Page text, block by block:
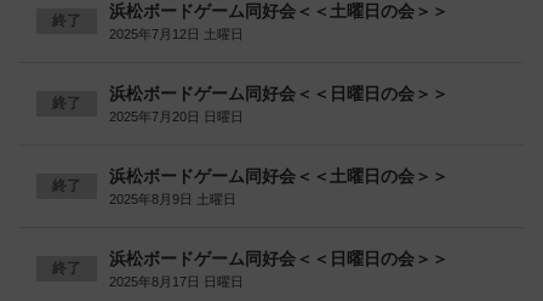
終了 浜松ボードゲーム同好会＜＜土曜日の会＞＞
2025年7月12日 土曜日
終了 浜松ボードゲーム同好会＜＜日曜日の会＞＞
2025年7月20日 日曜日
終了 浜松ボードゲーム同好会＜＜土曜日の会＞＞
2025年8月9日 土曜日
終了 浜松ボードゲーム同好会＜＜日曜日の会＞＞
2025年8月17日 日曜日